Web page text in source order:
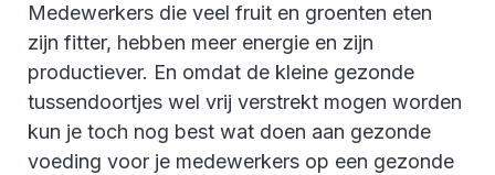
Medewerkers die veel fruit en groenten eten
zijn fitter, hebben meer energie en zijn
productiever. En omdat de kleine gezonde
tussendoortjes wel vrij verstrekt mogen worden
kun je toch nog best wat doen aan gezonde
voeding voor je medewerkers op een gezonde